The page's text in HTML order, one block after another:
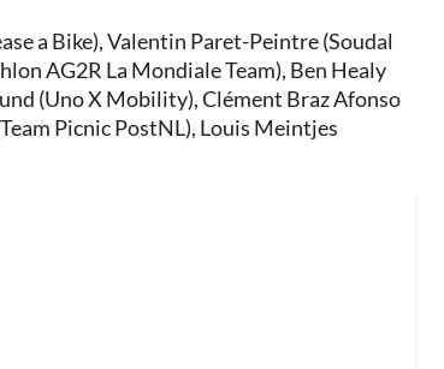
a Bike), Valentin Paret-Peintre (Soudal
AG2R La Mondiale Team), Ben Healy
(Uno X Mobility), Clément Braz Afonso
Picnic PostNL), Louis Meintjes